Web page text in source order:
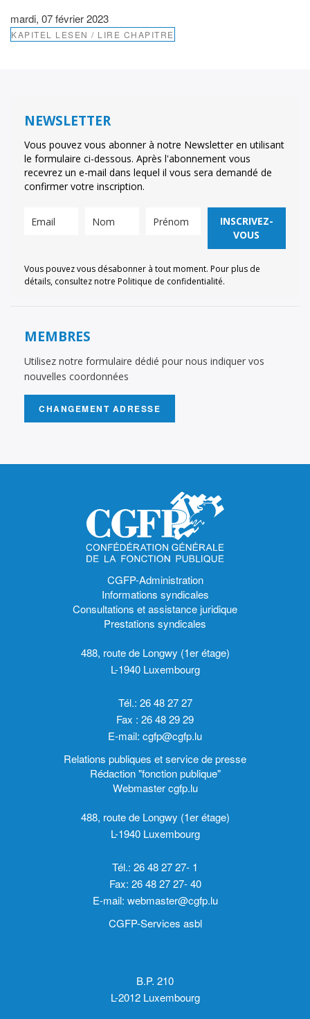
mardi, 07 février 2023
KAPITEL LESEN / LIRE CHAPITRE
NEWSLETTER
Vous pouvez vous abonner à notre Newsletter en utilisant
le formulaire ci-dessous. Après l'abonnement vous
recevrez un e-mail dans lequel il vous sera demandé de
confirmer votre inscription.
INSCRIVEZ-
VOUS
Vous pouvez vous désabonner à tout moment. Pour plus de
détails, consultez notre Politique de confidentialité.
MEMBRES
Utilisez notre formulaire dédié pour nous indiquer vos
nouvelles coordonnées
CHANGEMENT ADRESSE
CGFP-Administration
Informations syndicales
Consultations et assistance juridique
Prestations syndicales
488, route de Longwy (1er étage)
L-1940 Luxembourg
Tél.: 26 48 27 27
Fax : 26 48 29 29
E-mail: cgfp@cgfp.lu
Relations publiques et service de presse
Rédaction "fonction publique"
Webmaster cgfp.lu
488, route de Longwy (1er étage)
L-1940 Luxembourg
Tél.: 26 48 27 27- 1
Fax: 26 48 27 27- 40
E-mail: webmaster@cgfp.lu
CGFP-Services asbl
B.P. 210
L-2012 Luxembourg